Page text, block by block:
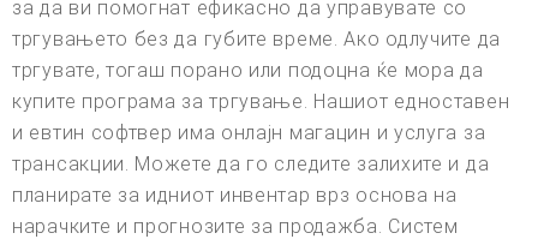
за да ви помогнат ефикасно да управувате со
тргувањето без да губите време. Ако одлучите да
тргувате, тогаш порано или подоцна ќе мора да
купите програма за тргување. Нашиот едноставен
и евтин софтвер има онлајн магацин и услуга за
трансакции. Можете да го следите залихите и да
планирате за идниот инвентар врз основа на
нарачките и прогнозите за продажба. Систем